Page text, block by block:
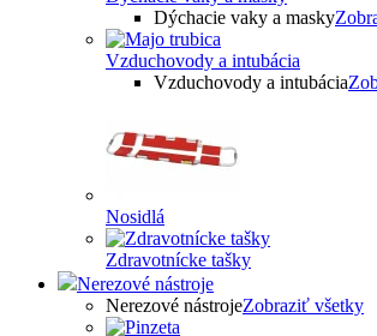
Dýchacie vaky a masky
Vzduchovody a intubácia
Vzduchovody a intubácia
Nosidlá
Zdravotnícke tašky
Nerezové nástroje
Nerezové nástrojeZobraziť všetky